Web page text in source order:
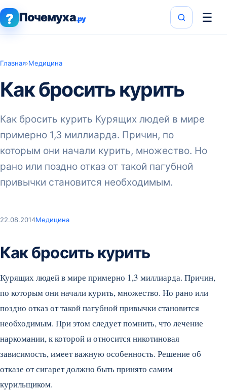
? Почемуха.ру ☰
Главная›Медицина
Как бросить курить
Как бросить курить Курящих людей в мире
примерно 1,3 миллиарда. Причин, по
которым они начали курить, множество. Но
рано или поздно отказ от такой пагубной
привычки становится необходимым.
22.08.2014Медицина
Как бросить курить
Курящих людей в мире примерно 1,3 миллиарда. Причин,
по которым они начали курить, множество. Но рано или
поздно отказ от такой пагубной привычки становится
необходимым. При этом следует помнить, что лечение
наркомании, к которой и относится никотиновая
зависимость, имеет важную особенность. Решение об
отказе от сигарет должно быть принято самим
курильщиком.